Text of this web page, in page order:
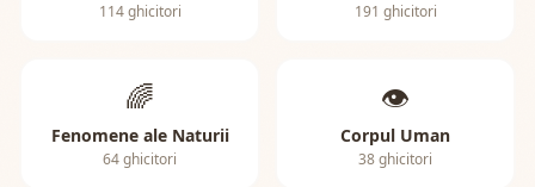
114 ghicitori 191 ghicitori
🌈
Fenomene ale Naturii
64 ghicitori
👁️
Corpul Uman
38 ghicitori